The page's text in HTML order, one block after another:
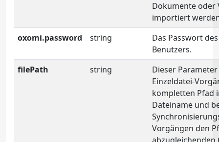
Dokumente oder
importiert
oxomi.password
string
Das Passwort
Benutzers.
filePath
string
Dieser
Einzeldatei-
kompletten Pfad
Dateiname und
Vorgängen den